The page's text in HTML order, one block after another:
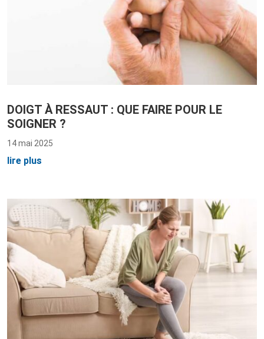
DOIGT À RESSAUT : QUE FAIRE POUR LE
SOIGNER ?
14 mai 2025
lire plus